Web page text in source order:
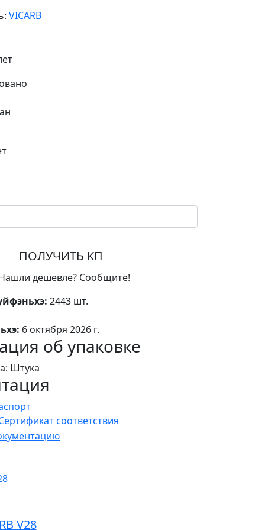
VICARB
ПОЛУЧИТЬ КП
дешевле? Сообщите!
2443 шт.
6 октября 2026 г.
об упаковке
Штука
соответствия
V28